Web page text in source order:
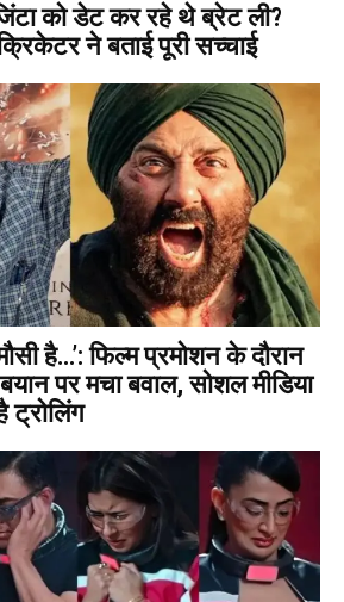
को डेट कर रहे थे ब्रेट ली?
ने बताई पूरी सच्चाई
है…’: फिल्म प्रमोशन के दौरान
पर मचा बवाल, सोशल मीडिया
ट्रोलिंग